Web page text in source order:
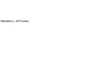
– In Process.